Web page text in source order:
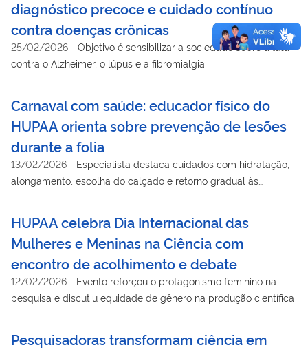
diagnóstico precoce e cuidado contínuo
contra doenças crônicas
25/02/2026 - Objetivo é sensibilizar a sociedade sobre a luta
contra o Alzheimer, o lúpus e a fibromialgia
Carnaval com saúde: educador físico do
HUPAA orienta sobre prevenção de lesões
durante a folia
13/02/2026 - Especialista destaca cuidados com hidratação,
alongamento, escolha do calçado e retorno gradual às
HUPAA celebra Dia Internacional das
Mulheres e Meninas na Ciência com
encontro de acolhimento e debate
12/02/2026 - Evento reforçou o protagonismo feminino na
pesquisa e discutiu equidade de gênero na produção científica
Pesquisadoras transformam ciência em